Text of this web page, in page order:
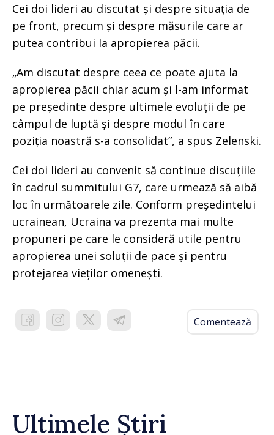
Cei doi lideri au discutat și despre situația de
pe front, precum și despre măsurile care ar
putea contribui la apropierea păcii.
„Am discutat despre ceea ce poate ajuta la
apropierea păcii chiar acum și l-am informat
pe președinte despre ultimele evoluții de pe
câmpul de luptă și despre modul în care
poziția noastră s-a consolidat”, a spus Zelenski.
Cei doi lideri au convenit să continue discuțiile
în cadrul summitului G7, care urmează să aibă
loc în următoarele zile. Conform președintelui
ucrainean, Ucraina va prezenta mai multe
propuneri pe care le consideră utile pentru
apropierea unei soluții de pace și pentru
protejarea vieților omenești.
Comentează
Ultimele Știri